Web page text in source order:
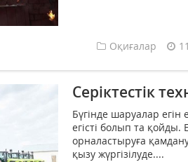
Оқиғалар
Серіктестік
Бүгінде шаруалар
егісті болып та
орналастыруға
қызу жүргізілуде....